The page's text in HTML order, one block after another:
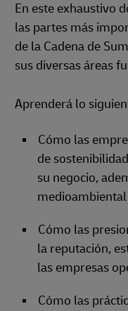
En este exhaustivo
las partes más
de la Cadena de
sus diversas áreas
Aprenderá lo
Cómo las
de
su negocio,
Cómo las
la reputación,
las empresas
Cómo las